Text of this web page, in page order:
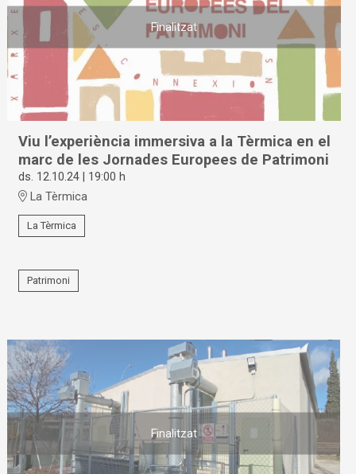
Finalitzat
Viu l’experiència immersiva a la Tèrmica en el
marc de les Jornades Europees de Patrimoni
ds. 12.10.24 | 19:00 h
La Tèrmica
La Tèrmica
Patrimoni
Finalitzat